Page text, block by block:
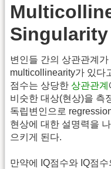
Singularity
변인들 간의 상관관계
multicollinearity가 있다
점수는 상당한 상관관계
비숫한 대상(현상)을 측
독립변인으로
현상에 대한 설명력을
으키게 된다.
만약에 IQ점수와 IQ점